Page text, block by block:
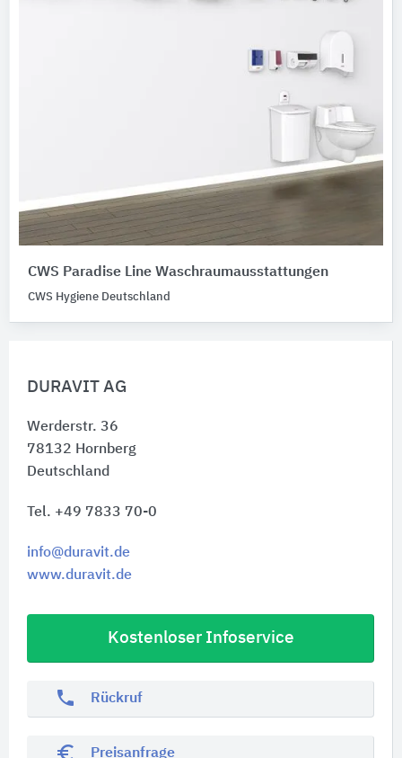
DURAVIT AG
Werderstr. 36
78132 Hornberg
Deutschland
Tel. +49 7833 70-0
info@duravit.de
www.duravit.de
Kostenloser Infoservice
phone Rückruf
euro_symbol Preisanfrage
CWS Paradise Line Waschraumausstattungen
CWS Hygiene Deutschland